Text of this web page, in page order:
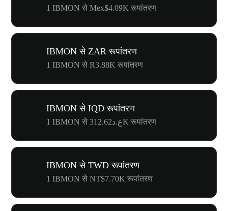
1 IBMON से Mex$4.09K रूपांतरण
IBMON से ZAR रूपांतरण
1 IBMON से R3.88K रूपांतरण
IBMON से IQD रूपांतरण
1 IBMON से ع.د312.62K रूपांतरण
IBMON से TWD रूपांतरण
1 IBMON से NT$7.70K रूपांतरण